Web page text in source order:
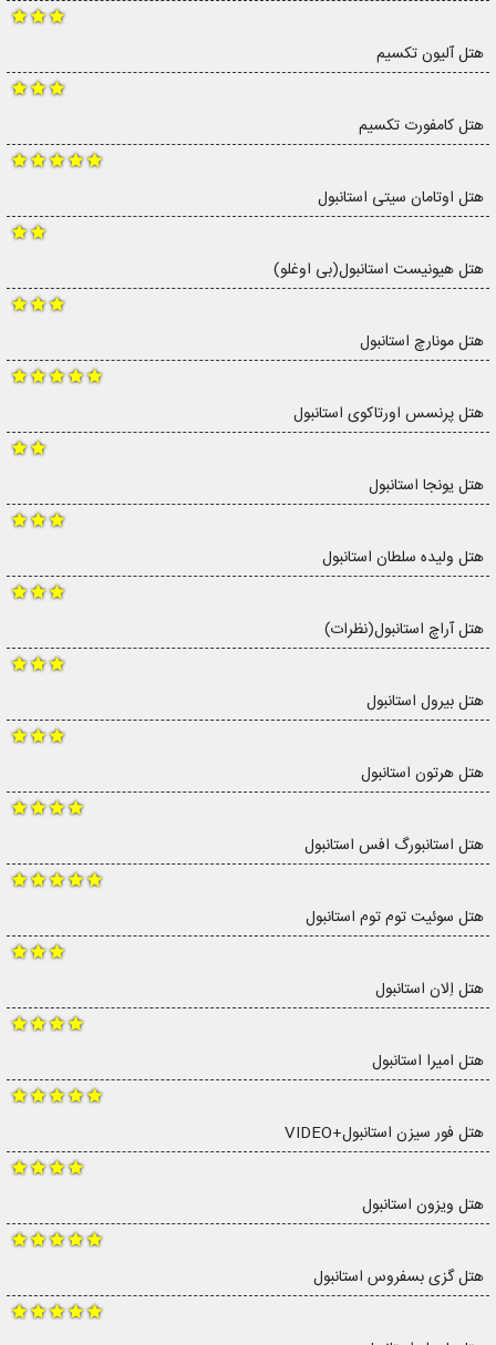
هتل آلیون تکسیم
هتل کامفورت تکسیم
هتل اوتامان سیتی استانبول
هتل هیونیست استانبول(بی اوغلو)
هتل مونارچ استانبول
هتل پرنسس اورتاکوی استانبول
هتل یونجا استانبول
هتل ولیده سلطان استانبول
هتل آراچ استانبول(نظرات)
هتل بیرول استانبول
هتل هرتون استانبول
هتل استانبورگ افس استانبول
هتل سوئیت توم توم استانبول
هتل اِلان استانبول
هتل امیرا استانبول
هتل فور سیزن استانبول+VIDEO
هتل ویزون استانبول
هتل گزی بسفروس استانبول